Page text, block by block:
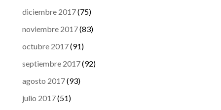
diciembre 2017(75)
noviembre 2017(83)
octubre 2017(91)
septiembre 2017(92)
agosto 2017(93)
julio 2017(51)